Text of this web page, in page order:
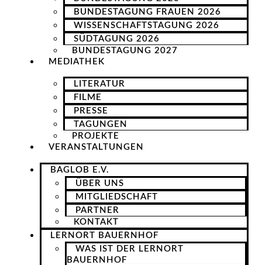
BUNDESTAGUNG FRAUEN 2026
WISSENSCHAFTSTAGUNG 2026
SÜDTAGUNG 2026
BUNDESTAGUNG 2027
MEDIATHEK
LITERATUR
FILME
PRESSE
TAGUNGEN
PROJEKTE
VERANSTALTUNGEN
BAGLOB E.V.
ÜBER UNS
MITGLIEDSCHAFT
PARTNER
KONTAKT
LERNORT BAUERNHOF
WAS IST DER LERNORT
BAUERNHOF